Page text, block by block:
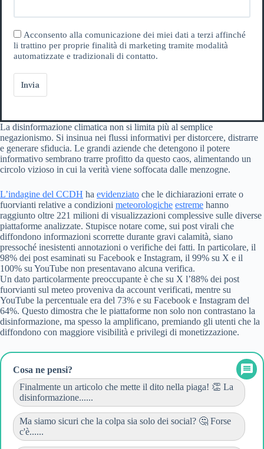
Acconsento alla comunicazione dei miei dati a terzi affinché
li trattino per proprie finalità di marketing tramite modalità
automatizzate e tradizionali di contatto.
Invia
La disinformazione climatica non si limita più al semplice
negazionismo. Si insinua nei flussi informativi per distorcere, distrarre
e generare sfiducia. Le grandi aziende che detengono il potere
informativo sembrano trarre profitto da questo caos, alimentando un
circolo vizioso in cui la verità viene soffocata dalle menzogne.
L’indagine del CCDH ha evidenziato che le dichiarazioni errate o
fuorvianti relative a condizioni meteorologiche estreme hanno
raggiunto oltre 221 milioni di visualizzazioni complessive sulle diverse
piattaforme analizzate. Stupisce notare come, sui post virali che
diffondono informazioni scorrette durante gravi calamità, siano
pressoché inesistenti annotazioni o verifiche dei fatti. In particolare, il
98% dei post esaminati su Facebook e Instagram, il 99% su X e il
100% su YouTube non presentavano alcuna verifica.
Un dato particolarmente preoccupante è che su X l’88% dei post
fuorvianti sul meteo proveniva da account verificati, mentre su
YouTube la percentuale era del 73% e su Facebook e Instagram del
64%. Questo dimostra che le piattaforme non solo non contrastano la
disinformazione, ma spesso la amplificano, premiando gli utenti che la
diffondono con maggiore visibilità e privilegi di monetizzazione.
Cosa ne pensi?
Finalmente un articolo che mette il dito nella piaga! 👏 La
disinformazione......
Ma siamo sicuri che la colpa sia solo dei social? 🤔 Forse
c'è......